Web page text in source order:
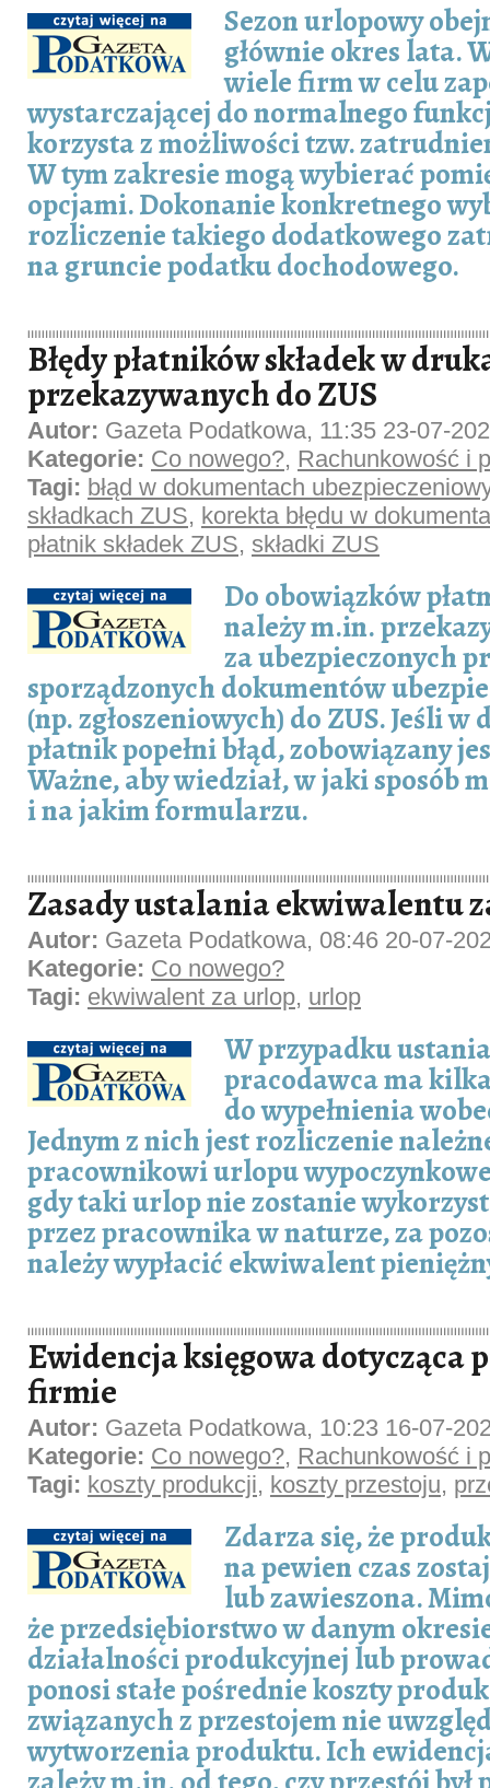
Sezon urlopowy
głównie okres lata.
wiele firm w celu
wystarczającej do normalnego
korzysta z możliwości tzw.
W tym zakresie mogą wybierać
opcjami. Dokonanie konkretnego
rozliczenie takiego dodatkowego
na gruncie podatku dochodowego.
Błędy płatników składek w
przekazywanych do ZUS
Autor: Gazeta Podatkowa, 11:35 23-07-
Kategorie: Co nowego?, Rachunkowość i
Tagi: błąd w dokumentach
składkach ZUS, korekta błędu w
płatnik składek ZUS, składki ZUS
Do obowiązków
należy m.in.
za ubezpieczonych
sporządzonych dokumentów
(np. zgłoszeniowych) do ZUS. Jeśli
płatnik popełni błąd, zobowiązany
Ważne, aby wiedział, w jaki sposób
i na jakim formularzu.
Zasady ustalania ekwiwalentu
Autor: Gazeta Podatkowa, 08:46 20-07-
Kategorie: Co nowego?
Tagi: ekwiwalent za urlop, urlop
W przypadku
pracodawca ma
do wypełnienia
Jednym z nich jest rozliczenie
pracownikowi urlopu
gdy taki urlop nie zostanie
przez pracownika w naturze, za
należy wypłacić ekwiwalent
Ewidencja księgowa dotycząca
firmie
Autor: Gazeta Podatkowa, 10:23 16-07-
Kategorie: Co nowego?, Rachunkowość i
Tagi: koszty produkcji, koszty przestoju,
Zdarza się, że
na pewien czas
lub zawieszona.
że przedsiębiorstwo w danym
działalności produkcyjnej lub
ponosi stałe pośrednie koszty
związanych z przestojem nie
wytworzenia produktu. Ich